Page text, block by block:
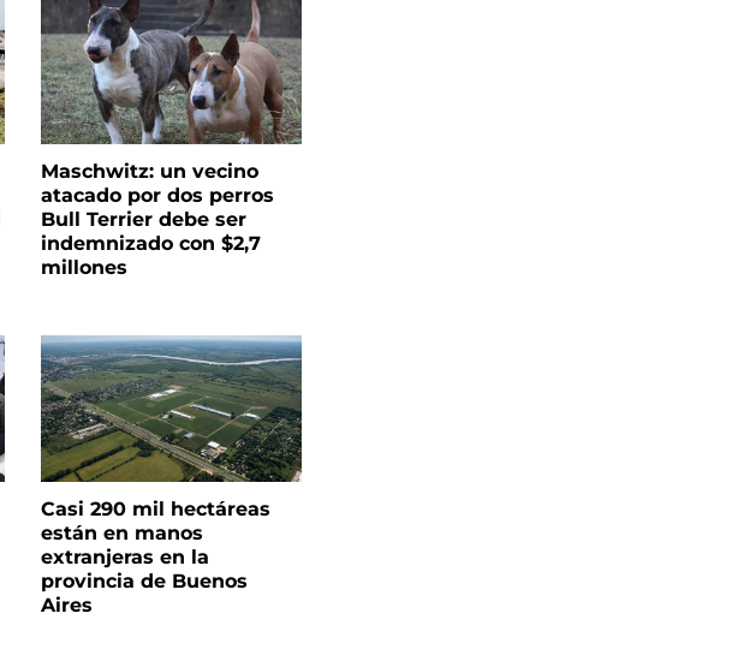
Maschwitz: un vecino
atacado por dos perros
Bull Terrier debe ser
indemnizado con $2,7
millones
Casi 290 mil hectáreas
están en manos
extranjeras en la
provincia de Buenos
Aires